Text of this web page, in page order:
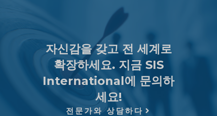
자신감을 갖고 전 세계로
확장하세요. 지금 SIS
International에 문의하
세요!
전문가와 상담하다